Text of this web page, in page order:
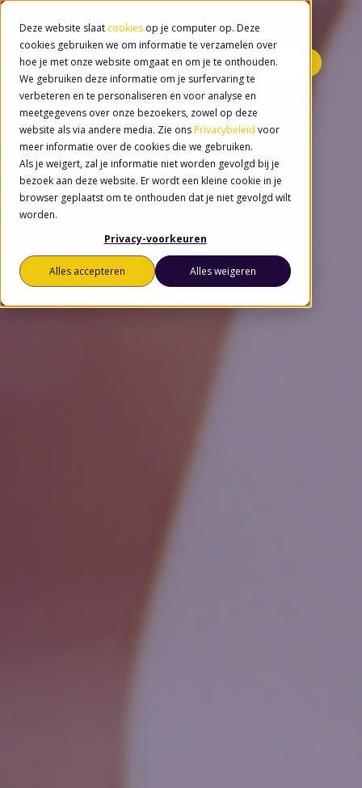
Deze website slaat cookies op je computer op. Deze
cookies gebruiken we om informatie te verzamelen over
hoe je met onze website omgaat en om je te onthouden.
We gebruiken deze informatie om je surfervaring te
verbeteren en te personaliseren en voor analyse en
meetgegevens over onze bezoekers, zowel op deze
website als via andere media. Zie ons Privacybeleid voor
meer informatie over de cookies die we gebruiken.
Als je weigert, zal je informatie niet worden gevolgd bij je
bezoek aan deze website. Er wordt een kleine cookie in je
browser geplaatst om te onthouden dat je niet gevolgd wilt
worden.
Privacy-voorkeuren
Alles accepteren Alles weigeren
Minidemo's